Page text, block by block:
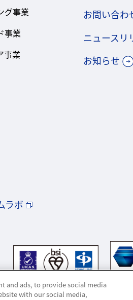
ラボ
グ事業
事業
事業
お問い合わ
ニュースリ
お知らせ
and ads, to provide social media
with our social media,